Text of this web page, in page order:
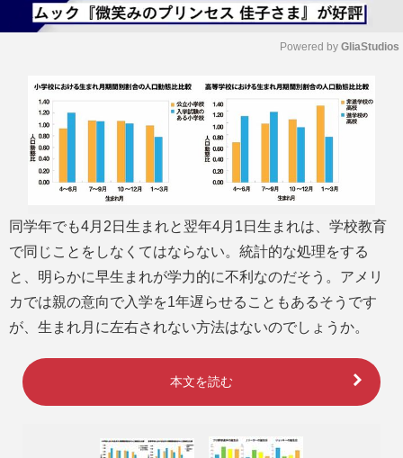
M
u
Powered by GliaStudios
同学年でも4月2日生まれと翌年4月1日生まれは、学校教育
で同じことをしなくてはならない。統計的な処理をする
と、明らかに早生まれが学力的に不利なのだそう。アメリ
カでは親の意向で入学を1年遅らせることもあるそうです
が、生まれ月に左右されない方法はないのでしょうか。
本文を読む